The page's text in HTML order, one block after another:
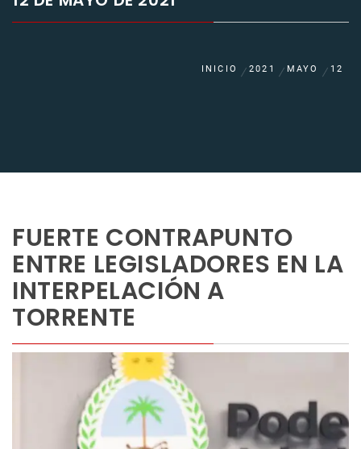
INICIO 2021 MAYO 12
FUERTE CONTRAPUNTO
ENTRE LEGISLADORES EN LA
INTERPELACIÓN A
TORRENTE